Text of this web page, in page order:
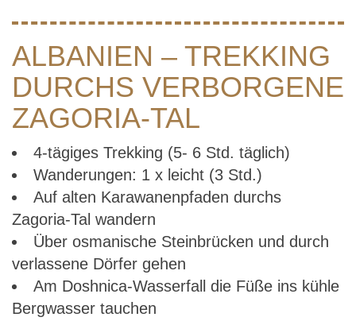
ALBANIEN – TREKKING
DURCHS VERBORGENE
ZAGORIA-TAL
4-tägiges Trekking (5- 6 Std. täglich)
Wanderungen: 1 x leicht (3 Std.)
Auf alten Karawanenpfaden durchs
Zagoria-Tal wandern
Über osmanische Steinbrücken und durch
verlassene Dörfer gehen
Am Doshnica-Wasserfall die Füße ins kühle
Bergwasser tauchen